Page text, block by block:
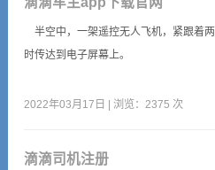
半空中，一架遥控无人飞机，紧跟着
时传达到电子屏幕上。
2022年03月17日 | 浏览：2375 次
滴滴司机注册